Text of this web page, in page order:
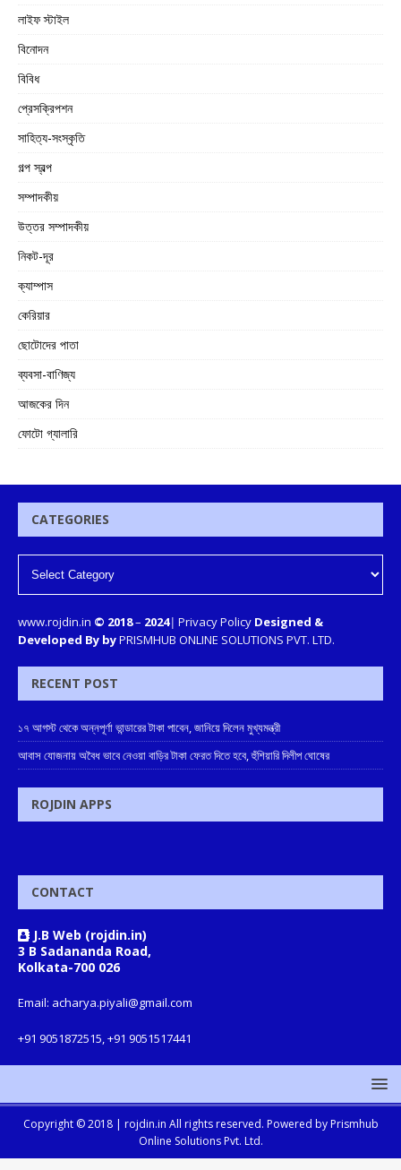
লাইফ স্টাইল
বিনোদন
বিবিধ
প্রেসক্রিপশন
সাহিত্য-সংস্কৃতি
গল্প স্বল্প
সম্পাদকীয়
উত্তর সম্পাদকীয়
নিকট-দূর
ক্যাম্পাস
কেরিয়ার
ছোটোদের পাতা
ব্যবসা-বাণিজ্য
আজকের দিন
ফোটো গ্যালারি
CATEGORIES
www.rojdin.in © 2018– 2024| Privacy Policy Designed &
Developed By byPRISMHUB ONLINE SOLUTIONS PVT. LTD.
RECENT POST
১৭ আগস্ট থেকে অন্নপূর্ণা ভান্ডারের টাকা পাবেন, জানিয়ে দিলেন মুখ্যমন্ত্রী
আবাস যোজনায় অবৈধ ভাবে নেওয়া বাড়ির টাকা ফেরত দিতে হবে, হুঁশিয়ারি দিলীপ ঘোষের
ROJDIN APPS
CONTACT
J.B Web (rojdin.in)
3 B Sadananda Road,
Kolkata-700 026
Email: acharya.piyali@gmail.com
+91 9051872515, +91 9051517441
Copyright © 2018 | rojdin.in All rights reserved. Powered by Prismhub
Online Solutions Pvt. Ltd.